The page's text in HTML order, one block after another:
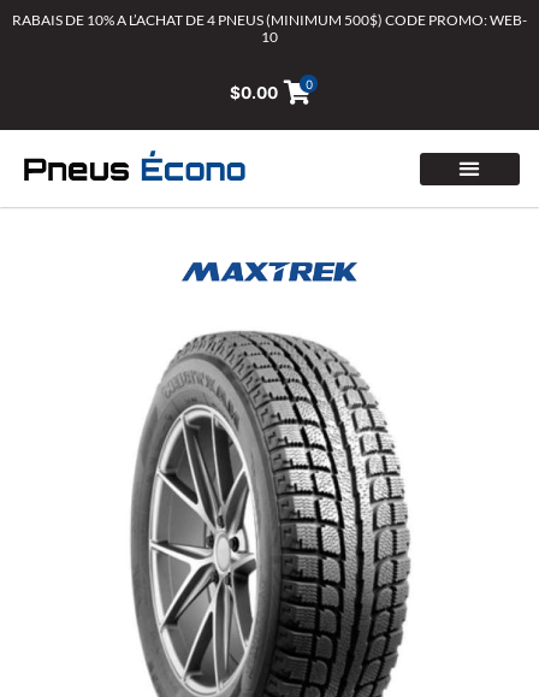
AllerRABAIS DE 10% A L’ACHAT DE 4 PNEUS (MINIMUM 500$) CODE PROMO: WEB-
10
$0.00 0